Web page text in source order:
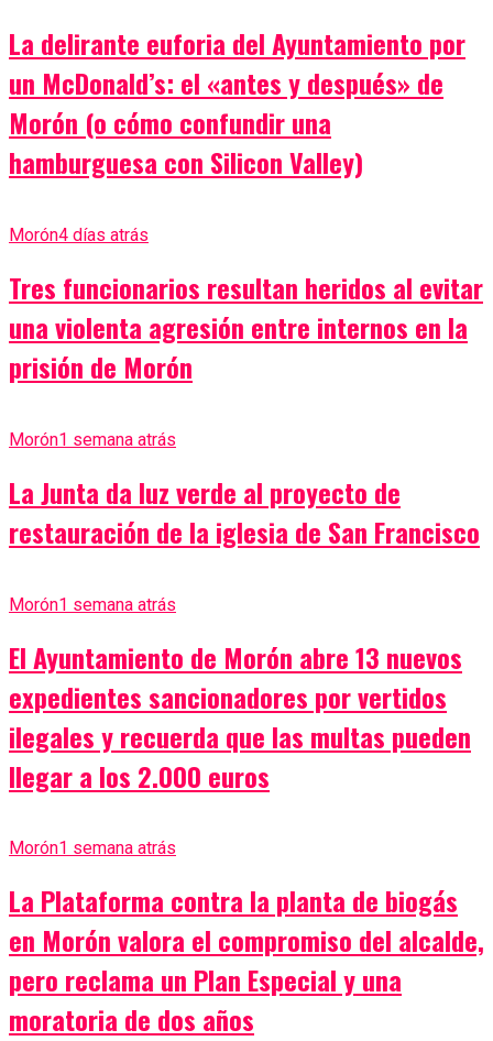
La delirante euforia del Ayuntamiento por
un McDonald’s: el «antes y después» de
Morón (o cómo confundir una
hamburguesa con Silicon Valley)
Morón4 días atrás
Tres funcionarios resultan heridos al evitar
una violenta agresión entre internos en la
prisión de Morón
Morón1 semana atrás
La Junta da luz verde al proyecto de
restauración de la iglesia de San Francisco
Morón1 semana atrás
El Ayuntamiento de Morón abre 13 nuevos
expedientes sancionadores por vertidos
ilegales y recuerda que las multas pueden
llegar a los 2.000 euros
Morón1 semana atrás
La Plataforma contra la planta de biogás
en Morón valora el compromiso del alcalde,
pero reclama un Plan Especial y una
moratoria de dos años